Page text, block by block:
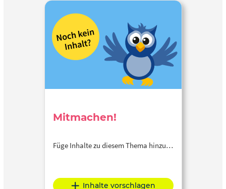
Mitmachen!
Füge Inhalte zu diesem Thema hinzu…
Inhalte vorschlagen